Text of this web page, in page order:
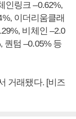
인링크 –0.62%,
이더리움클래
비체인 –2.0
퀀텀 –0.05% 등
거래됐다. [비즈